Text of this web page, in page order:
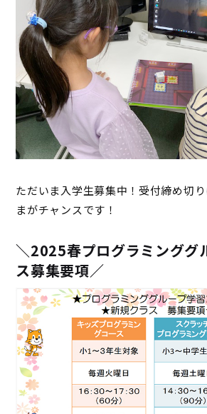
ただいま入学生募集中！受付締め切
まがチャンスです！
＼2025春プログラミンググ
ス募集要項／